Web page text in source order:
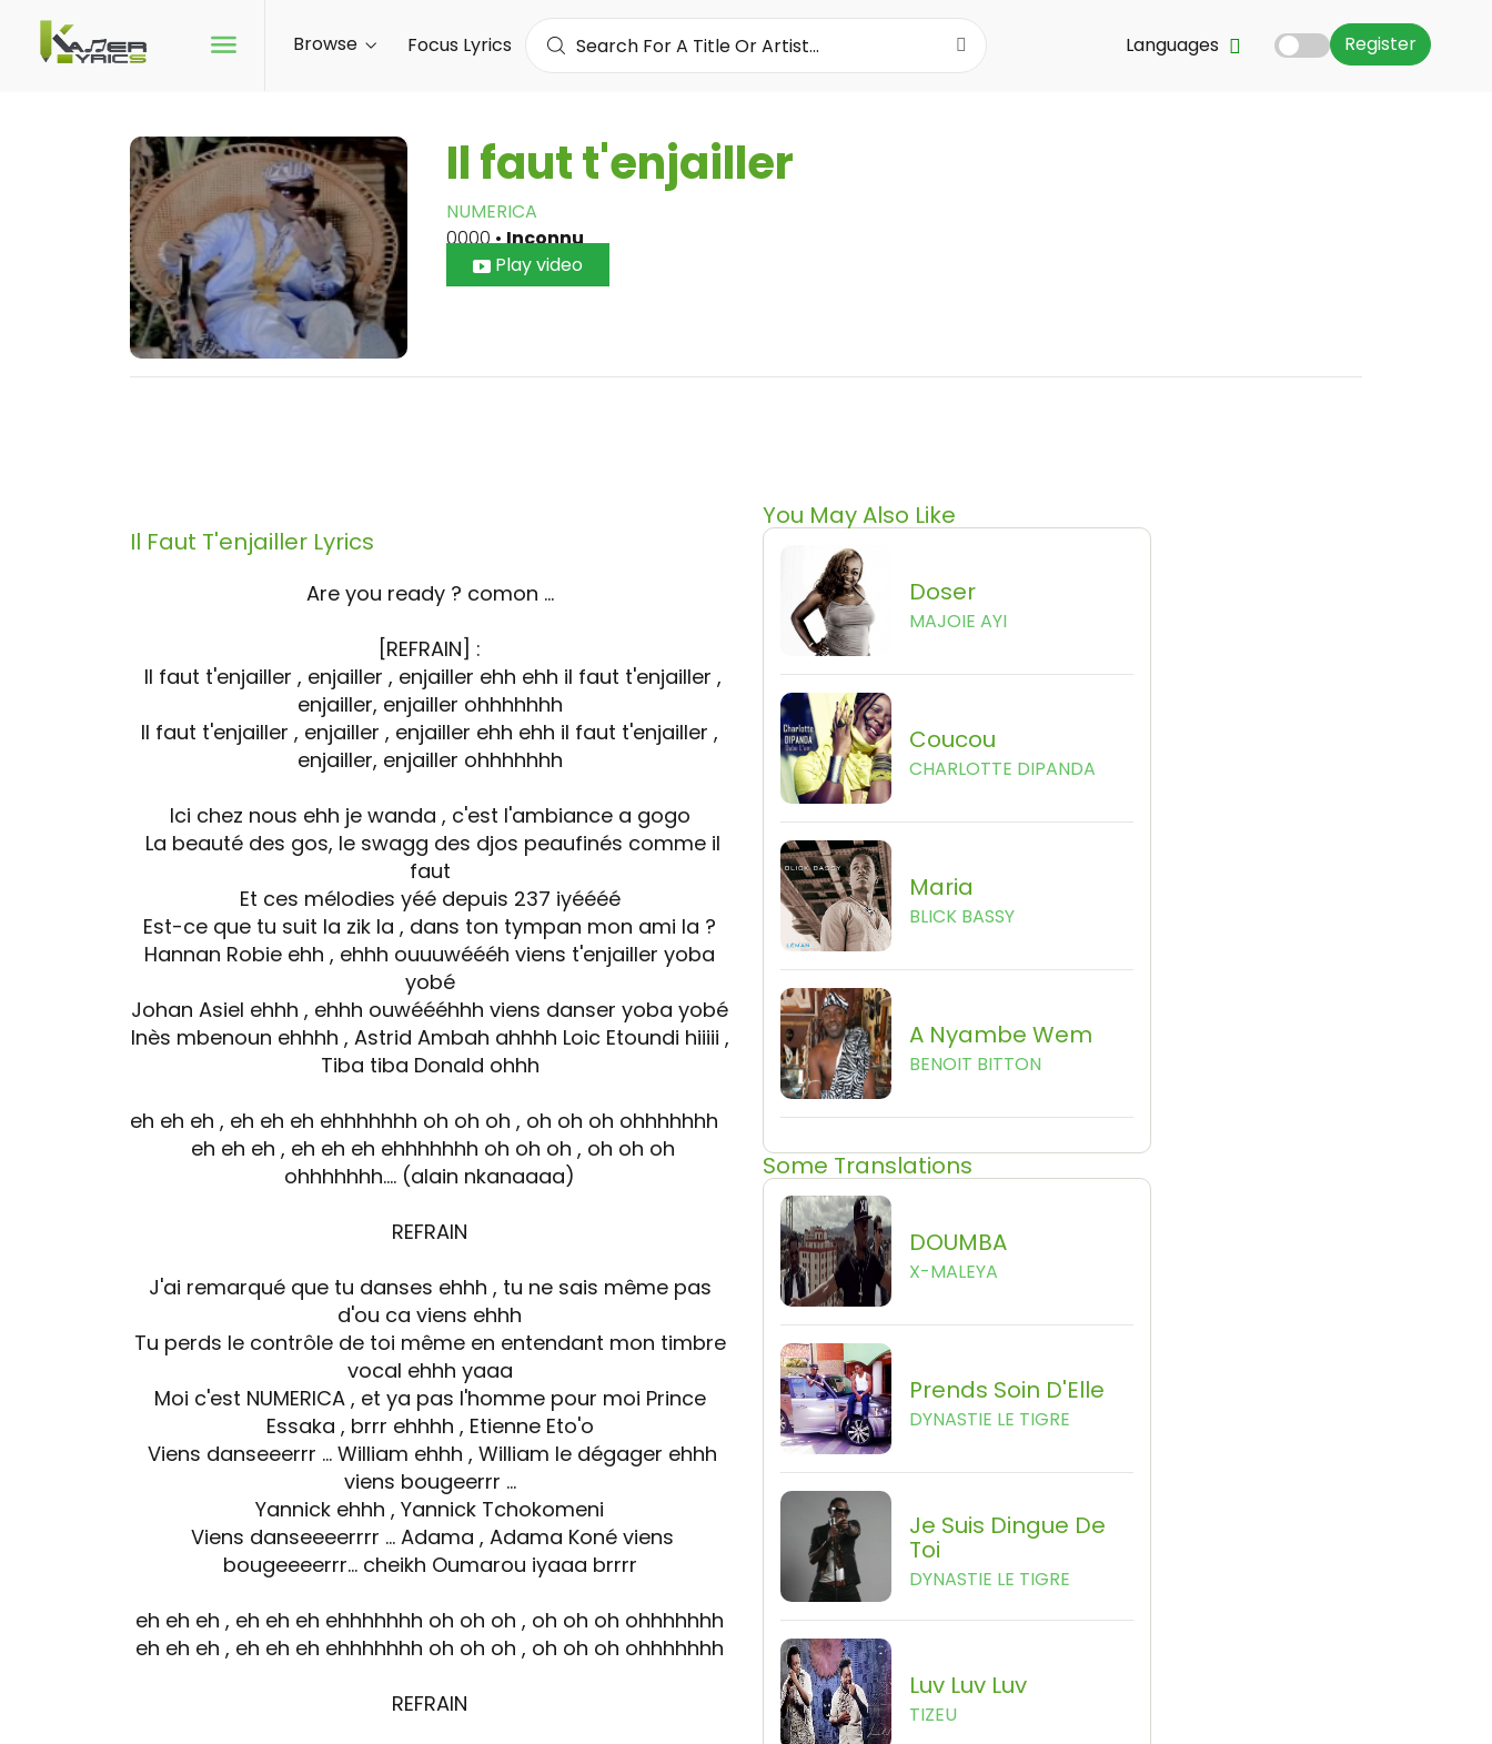
Register
Browse Focus Lyrics Languages
Il faut t'enjailler
NUMERICA
0000•Inconnu
Play video
Il Faut T'enjailler Lyrics
Are you ready ? comon ...
[REFRAIN] :
Il faut t'enjailler , enjailler , enjailler ehh ehh il faut t'enjailler ,
enjailler, enjailler ohhhhhhh
Il faut t'enjailler , enjailler , enjailler ehh ehh il faut t'enjailler ,
enjailler, enjailler ohhhhhhh
Ici chez nous ehh je wanda , c'est l'ambiance a gogo
La beauté des gos, le swagg des djos peaufinés comme il
faut
Et ces mélodies yéé depuis 237 iyéééé
Est-ce que tu suit la zik la , dans ton tympan mon ami la ?
Hannan Robie ehh , ehhh ouuuwéééh viens t'enjailler yoba
yobé
Johan Asiel ehhh , ehhh ouwéééhhh viens danser yoba yobé
Inès mbenoun ehhhh , Astrid Ambah ahhhh Loic Etoundi hiiiii ,
Tiba tiba Donald ohhh
eh eh eh , eh eh eh ehhhhhhh oh oh oh , oh oh oh ohhhhhhh
eh eh eh , eh eh eh ehhhhhhh oh oh oh , oh oh oh
ohhhhhhh…. (alain nkanaaaa)
REFRAIN
J'ai remarqué que tu danses ehhh , tu ne sais même pas
d'ou ca viens ehhh
Tu perds le contrôle de toi même en entendant mon timbre
vocal ehhh yaaa
Moi c'est NUMERICA , et ya pas l'homme pour moi Prince
Essaka , brrr ehhhh , Etienne Eto'o
Viens danseeerrr ... William ehhh , William le dégager ehhh
viens bougeerrr ...
Yannick ehhh , Yannick Tchokomeni
Viens danseeeerrrr ... Adama , Adama Koné viens
bougeeeerrr... cheikh Oumarou iyaaa brrrr
eh eh eh , eh eh eh ehhhhhhh oh oh oh , oh oh oh ohhhhhhh
eh eh eh , eh eh eh ehhhhhhh oh oh oh , oh oh oh ohhhhhhh
REFRAIN
You May Also Like
Doser
MAJOIE AYI
Coucou
CHARLOTTE DIPANDA
Maria
BLICK BASSY
A Nyambe Wem
BENOIT BITTON
Some Translations
DOUMBA
X-MALEYA
Prends Soin D'Elle
DYNASTIE LE TIGRE
Je Suis Dingue De
Toi
DYNASTIE LE TIGRE
Luv Luv Luv
TIZEU